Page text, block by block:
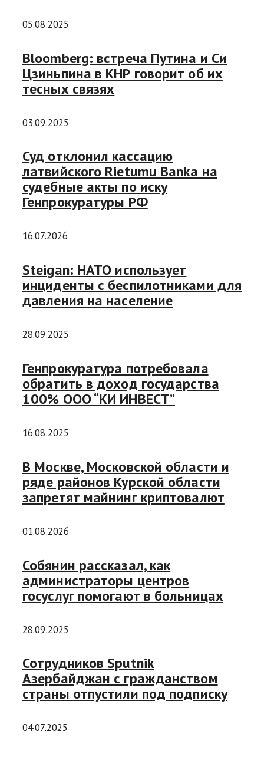
05.08.2025
Bloomberg: встреча Путина и Си
Цзиньпина в КНР говорит об их
тесных связях
03.09.2025
Суд отклонил кассацию
латвийского Rietumu Banka на
судебные акты по иску
Генпрокуратуры РФ
16.07.2026
Steigan: НАТО использует
инциденты с беспилотниками для
давления на население
28.09.2025
Генпрокуратура потребовала
обратить в доход государства
100% ООО “КИ ИНВЕСТ”
16.08.2025
В Москве, Московской области и
ряде районов Курской области
запретят майнинг криптовалют
01.08.2026
Собянин рассказал, как
администраторы центров
госуслуг помогают в больницах
28.09.2025
Сотрудников Sputnik
Азербайджан с гражданством
страны отпустили под подписку
04.07.2025